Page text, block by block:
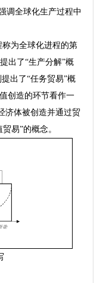
调全球化生产过程中
称为全球化进程的第
出了“生产分解”概
提出了“任务贸易”概
创造的环节看作一
济体被创造并通过贸
易”的概念。